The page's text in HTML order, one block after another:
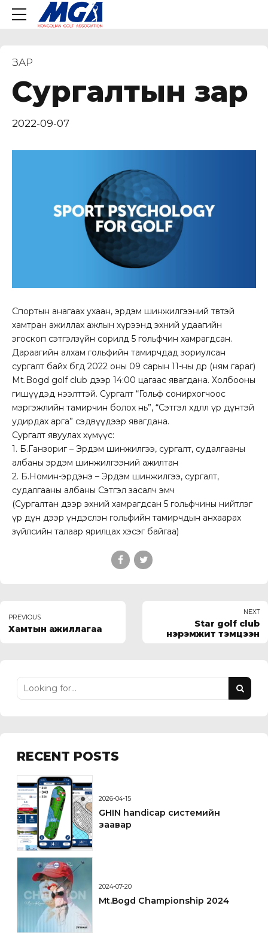
ЗАР
Сургалтын зар
2022-09-07
Спортын анагаах ухаан, эрдэм шинжилгээний төвтэй
хамтран ажиллах ажлын хүрээнд эхний удаагийн
эгоскоп сэтгэлзүйн сорилд 5 гольфчин хамрагдсан.
Дараагийн алхам гольфийн тамирчдад зориулсан
сургалт байх бөгөөд 2022 оны 09 сарын 11-ны өдөр (ням гараг)
Mt.Bogd golf club дээр 14:00 цагаас явагдана. Холбооны
гишүүдэд нээлттэй. Сургалт “Гольф сонирхогчоос
мэргэжлийн тамирчин болох нь”, “Сэтгэл хөдлөлөө үр дүнтэй
удирдах арга” сэдвүүдээр явагдана.
Сургалт явуулах хүмүүс:
1. Б.Ганзориг – Эрдэм шинжилгээ, сургалт, судалгааны
албаны эрдэм шинжилгээний ажилтан
2. Б.Номин-эрдэнэ – Эрдэм шинжилгээ, сургалт,
судалгааны албаны Сэтгэл засалч эмч
(Сургалтан дээр эхний хамрагдсан 5 гольфчины нийтлэг
үр дүн дээр үндэслэн гольфийн тамирчдын анхаарах
зүйлсийн талаар ярилцах хэсэг байгаа)
PREVIOUS
Хамтын ажиллагаа
NEXT
Star golf club
нэрэмжит тэмцээн
RECENT POSTS
2026-04-15
GHIN handicap системийн
заавар
2024-07-20
Mt.Bogd Championship 2024